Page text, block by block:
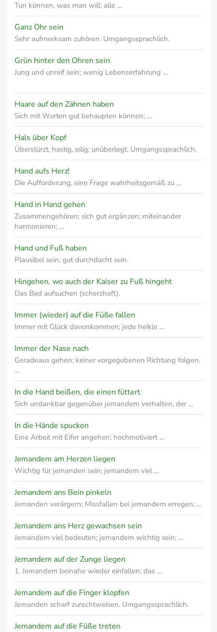
Tun können, was man will; alle …
Ganz Ohr sein
Sehr aufmerksam zuhören. Umgangssprachlich.
Grün hinter den Ohren sein
Jung und unreif sein; wenig Lebenserfahrung …
Haare auf den Zähnen haben
Sich mit Worten gut behaupten können; …
Hals über Kopf
Überstürzt, hastig, eilig; unüberlegt. Umgangssprachlich.
Hand aufs Herz!
Die Aufforderung, eine Frage wahrheitsgemäß zu …
Hand in Hand gehen
Zusammengehören; sich gut ergänzen; miteinander
harmonieren; …
Hand und Fuß haben
Plausibel sein; gut durchdacht sein.
Hingehen, wo auch der Kaiser zu Fuß hingeht
Das Bad aufsuchen (scherzhaft).
Immer (wieder) auf die Füße fallen
Immer mit Glück davonkommen; jede heikle …
Immer der Nase nach
Geradeaus gehen; keiner vorgegebenen Richtung folgen.
…
In die Hand beißen, die einen füttert
Sich undankbar gegenüber jemandem verhalten, der …
In die Hände spucken
Eine Arbeit mit Eifer angehen; hochmotiviert …
Jemandem am Herzen liegen
Wichtig für jemanden sein; jemandem viel …
Jemandem ans Bein pinkeln
Jemanden verärgern; Missfallen bei jemandem erregen; …
Jemandem ans Herz gewachsen sein
Jemandem viel bedeuten; jemandem wichtig sein; …
Jemandem auf der Zunge liegen
1. Jemandem beinahe wieder einfallen; das …
Jemandem auf die Finger klopfen
Jemanden scharf zurechtweisen. Umgangssprachlich.
Jemandem auf die Füße treten